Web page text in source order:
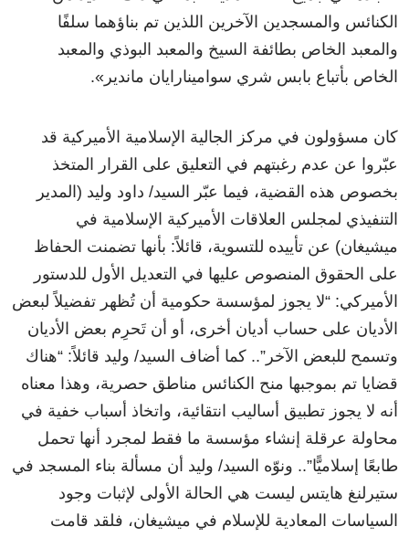
الكنائس والمسجدين الآخرين اللذين تم بناؤهما سلفًا
والمعبد الخاص بطائفة السيخ والمعبد البوذي والمعبد
الخاص بأتباع بابس شري سوامينارايان ماندير».
كان مسؤولون في مركز الجالية الإسلامية الأميركية قد
عبّروا عن عدم رغبتهم في التعليق على القرار المتخذ
بخصوص هذه القضية، فيما عبّر السيد/ داود وليد (المدير
التنفيذي لمجلس العلاقات الأميركية الإسلامية في
ميشيغان) عن تأييده للتسوية، قائلاً: بأنها تضمنت الحفاظ
على الحقوق المنصوص عليها في التعديل الأول للدستور
الأميركي: “لا يجوز لمؤسسة حكومية أن تُظهر تفضيلاً لبعض
الأديان على حساب أديان أخرى، أو أن تَحرِم بعض الأديان
وتسمح للبعض الآخر”.. كما أضاف السيد/ وليد قائلاً: “هناك
قضايا تم بموجبها منح الكنائس مناطق حصرية، وهذا معناه
أنه لا يجوز تطبيق أساليب انتقائية، واتخاذ أسباب خفية في
محاولة عرقلة إنشاء مؤسسة ما فقط لمجرد أنها تحمل
طابعًا إسلاميًّا”.. ونوّه السيد/ وليد أن مسألة بناء المسجد في
ستيرلنغ هايتس ليست هي الحالة الأولى لإثبات وجود
السياسات المعادية للإسلام في ميشيغان، فلقد قامت